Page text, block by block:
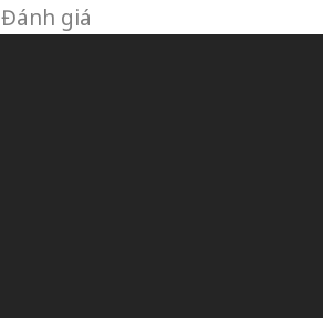
Đánh giá